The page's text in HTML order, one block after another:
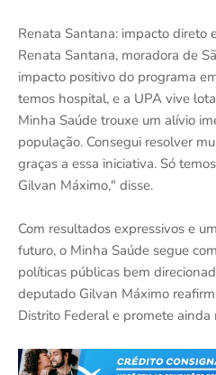
Renata Santana: impacto direto
Renata Santana, moradora de
impacto positivo do programa
temos hospital, e a UPA vive
Minha Saúde trouxe um alívio
população. Consegui resolver
graças a essa iniciativa. Só
Gilvan Máximo," disse.
Com resultados expressivos e
futuro, o Minha Saúde segue
políticas públicas bem
deputado Gilvan Máximo
Distrito Federal e promete